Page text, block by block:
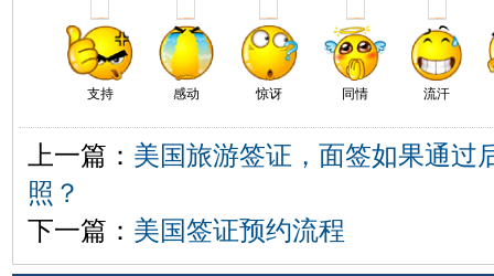
支持 感动 惊讶 同情 流汗
上一篇： 美国旅游签证，面签如果通过
照？
下一篇： 美国签证预约流程